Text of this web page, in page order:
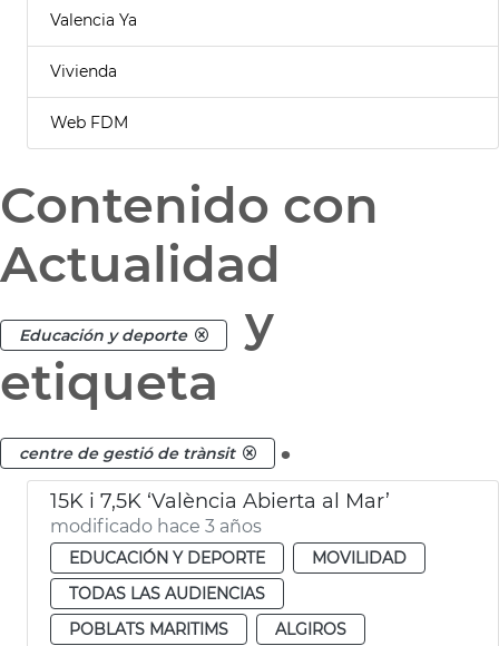
Valencia Ya
Vivienda
Web FDM
Contenido con
Actualidad
Educación y deporte
y
etiqueta
centre de gestió de trànsit .
15K i 7,5K ‘València Abierta al Mar’
modificado hace 3 años
EDUCACIÓN Y DEPORTE
MOVILIDAD
TODAS LAS AUDIENCIAS
POBLATS MARITIMS
ALGIROS